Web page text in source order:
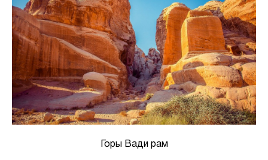
Горы Вади рам